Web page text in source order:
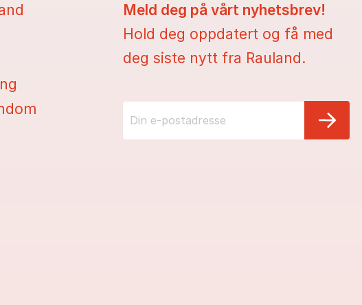
Meld deg på vårt nyhetsbrev!
Hold deg oppdatert og få med
deg siste nytt fra Rauland.